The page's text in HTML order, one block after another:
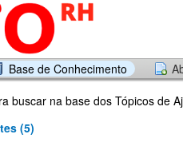
Base de Conhecimento
buscar na base dos Tópicos de
(5)